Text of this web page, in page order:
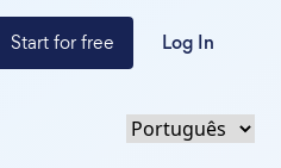
Start for free Log In